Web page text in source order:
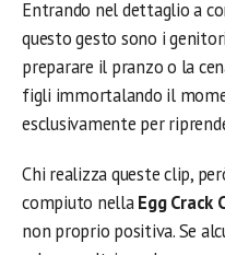
Entrando nel dettaglio a
questo gesto sono i
preparare il pranzo o la
figli immortalando il
esclusivamente per
Chi realizza queste clip,
compiuto nellaEgg Crack
non proprio positiva. Se